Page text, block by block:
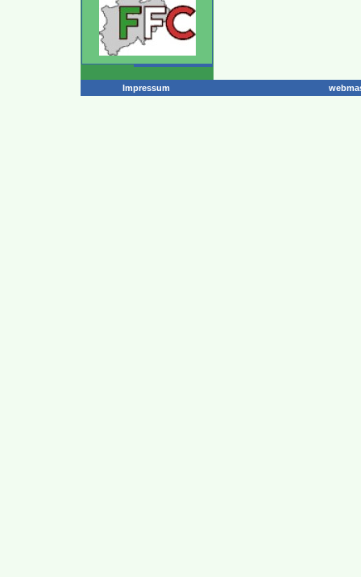
Impressum